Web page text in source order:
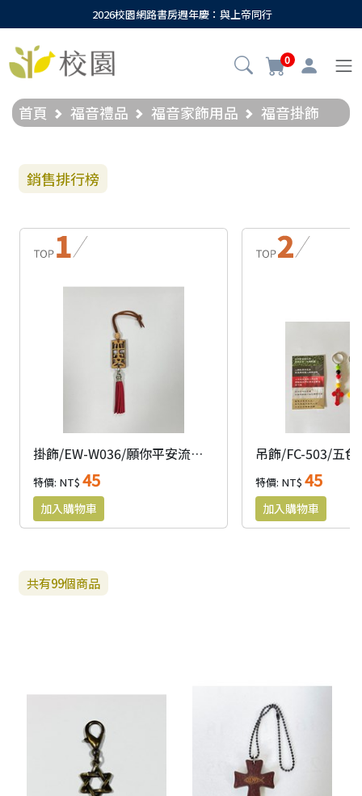
2026校園網路書房週年慶：與上帝同行
0
首頁 福音禮品 福音家飾用品 福音掛飾
銷售排行榜
掛飾/EW-W036/願你平安流蘇掛飾
特價: NT$45
吊飾/FC-503/五
特價: NT$45
共有99個商品